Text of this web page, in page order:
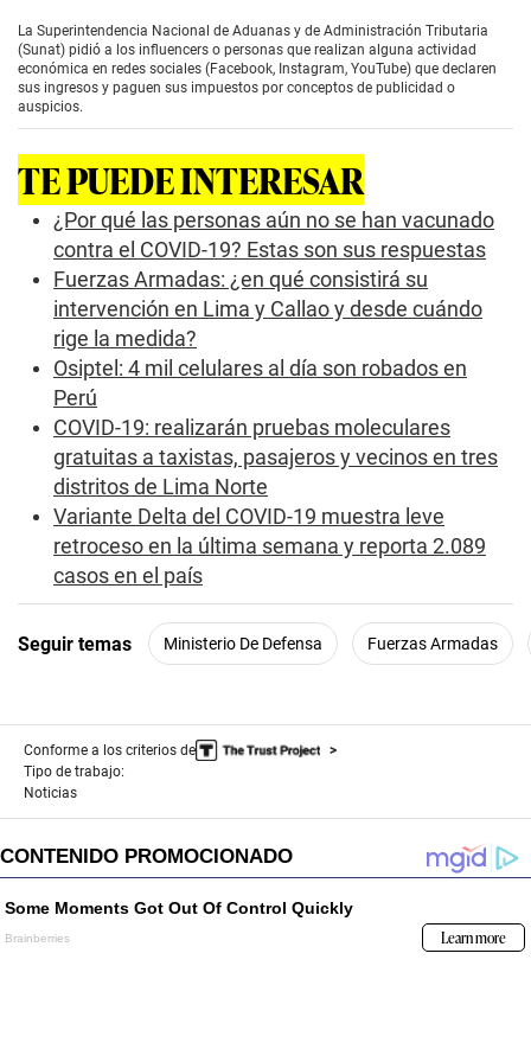
e
c
o
n
d
f
0
s
La Superintendencia Nacional de Aduanas y de Administración Tributaria
(Sunat) pidió a los influencers o personas que realizan alguna actividad
económica en redes sociales (Facebook, Instagram, YouTube) que declaren
sus ingresos y paguen sus impuestos por conceptos de publicidad o
auspicios.
TE PUEDE INTERESAR
¿Por qué las personas aún no se han vacunado
contra el COVID-19? Estas son sus respuestas
Fuerzas Armadas: ¿en qué consistirá su
intervención en Lima y Callao y desde cuándo
rige la medida?
Osiptel: 4 mil celulares al día son robados en
Perú
COVID-19: realizarán pruebas moleculares
gratuitas a taxistas, pasajeros y vecinos en tres
distritos de Lima Norte
Variante Delta del COVID-19 muestra leve
retroceso en la última semana y reporta 2.089
casos en el país
Seguir temas Ministerio De Defensa Fuerzas Armadas
Conforme a los criterios de
Tipo de trabajo:
Noticias